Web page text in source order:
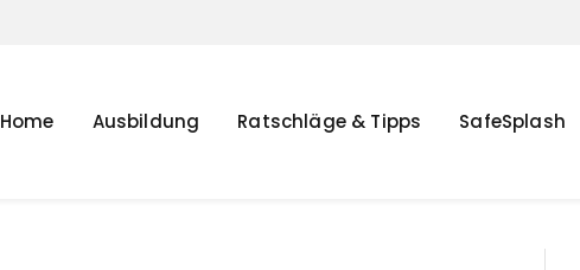
Home Ausbildung Ratschläge & Tipps SafeSplash